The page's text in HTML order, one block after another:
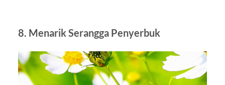
8. Menarik Serangga Penyerbuk